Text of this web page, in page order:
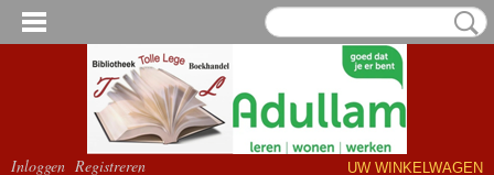
Inloggen Registreren
UW WINKELWAGEN